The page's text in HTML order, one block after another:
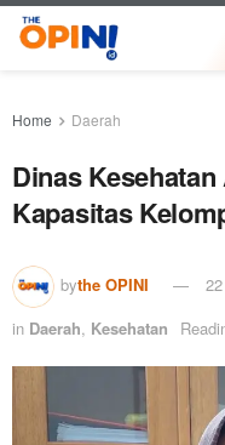
Home Daerah
Dinas
Kapasitas
bythe OPINI
in Daerah, Kesehatan